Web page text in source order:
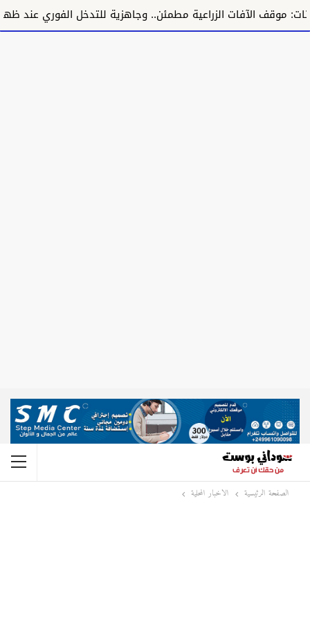
الزراعية مطمئن.. وجاهزية للتدخل الفوري عند ظهور أي آفة
الصفحة الرئيسية الاخبار المحلية